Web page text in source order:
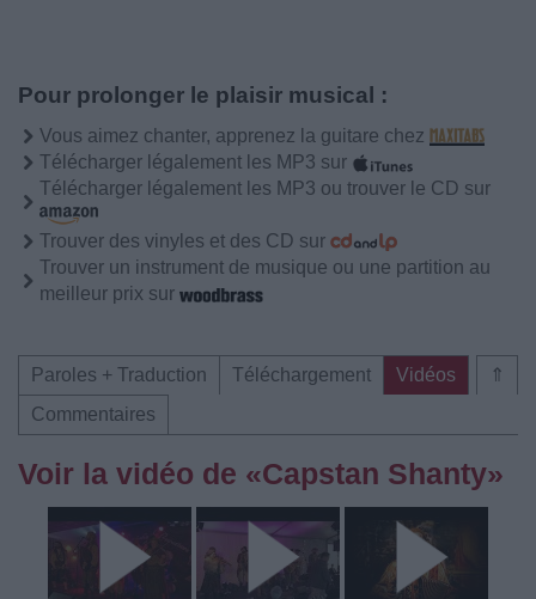
Pour prolonger le plaisir musical :
Vous aimez chanter, apprenez la guitare chez
Télécharger légalement les MP3 sur
Télécharger légalement les MP3 ou trouver le CD sur
Trouver des vinyles et des CD sur
Trouver un instrument de musique ou une partition au
meilleur prix sur
⇑
Paroles + Traduction Téléchargement
Vidéos
Commentaires
Voir la vidéo de «Capstan Shanty»